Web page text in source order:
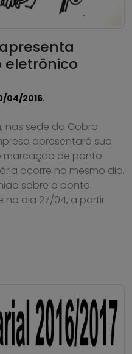
eletrônico
04/2016.
nas sede da Cobra
apresentará sua
marcação de ponto
ocorre no mesmo dia,
sobre o ponto
dia 27/04, a partir